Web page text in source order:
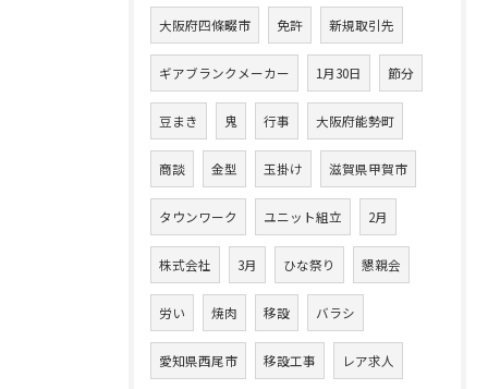
大阪府四條畷市 免許 新規取引先
ギアブランクメーカー 1月30日 節分
豆まき 鬼 行事 大阪府能勢町
商談 金型 玉掛け 滋賀県甲賀市
タウンワーク ユニット組立 2月
株式会社 3月 ひな祭り 懇親会
労い 焼肉 移設 バラシ
愛知県西尾市 移設工事 レア求人